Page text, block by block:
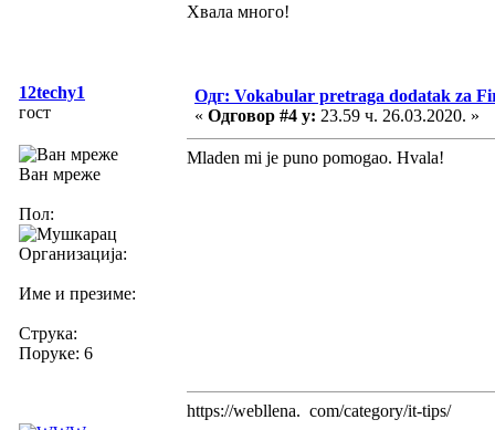
Хвала много!
12techy1
гост
Ван мреже
Пол:
Организација:
Име и презиме:
Струка:
Поруке: 6
Одг: Vokabular pretraga dodatak za
« Одговор #4 у: 23.59 ч. 26.03.2020. »
Mladen mi je puno pomogao. Hvala!
https://webllena. com/category/it-tips/